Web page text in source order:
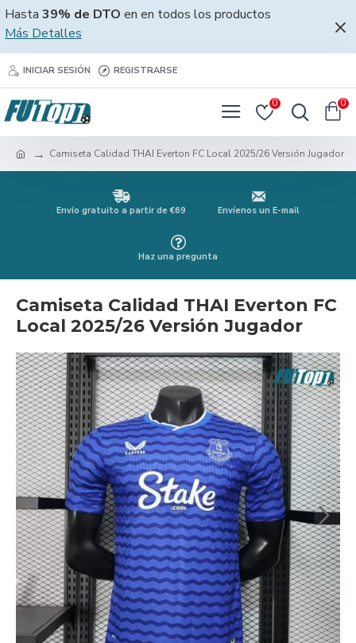
Hasta 39% de DTO en en todos los productos
Más Detalles
INICIAR SESIÓN REGISTRARSE
0 0
Camiseta Calidad THAI Everton FC Local 2025/26 Versión Jugador
Envío gratuito a partir de €69 Envíenos un E-mail
Haz una pregunta
Camiseta Calidad THAI Everton FC
Local 2025/26 Versión Jugador